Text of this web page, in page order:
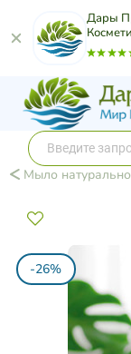
Дары
Мыло
-26%